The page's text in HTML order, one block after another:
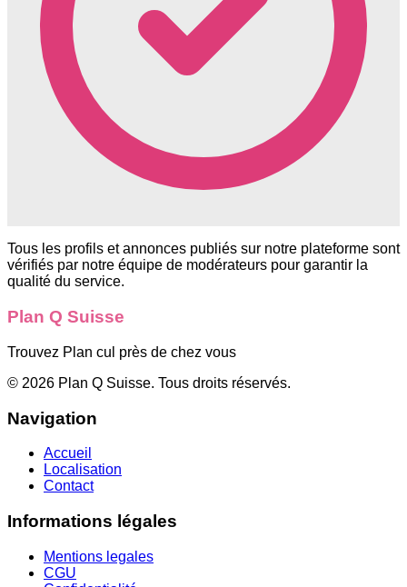
Tous les profils et annonces publiés sur notre plateforme sont
vérifiés par notre équipe de modérateurs pour garantir la
qualité du service.
Plan Q Suisse
Trouvez Plan cul près de chez vous
© 2026 Plan Q Suisse. Tous droits réservés.
Navigation
Accueil
Localisation
Contact
Informations légales
Mentions legales
CGU